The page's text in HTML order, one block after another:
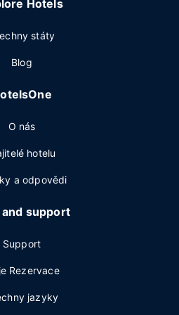
Hotels
státy
Blog
O nás
hotelu
a odpovědi
and support
Support
Rezervace
jazyky